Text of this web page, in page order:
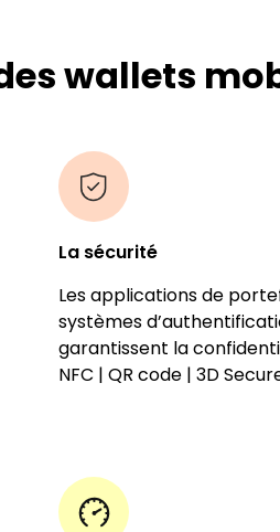
wallets
La sécurité
Les applications de
systèmes
garantissent la
NFC | QR code | 3D